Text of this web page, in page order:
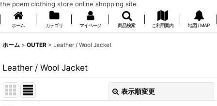
the poem clothing store online shopping site
ホーム カテゴリ マイページ 商品検索 ご利用案内 地図 / MAP
ホーム > OUTER > Leather / Wool Jacket
Leather / Wool Jacket
表示順変更